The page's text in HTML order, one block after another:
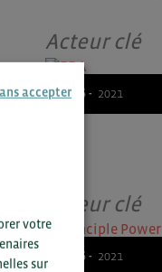
Acteur clé
25/06 - 2021
Acteur clé
25/06 - 2021
accepter
votre
sur